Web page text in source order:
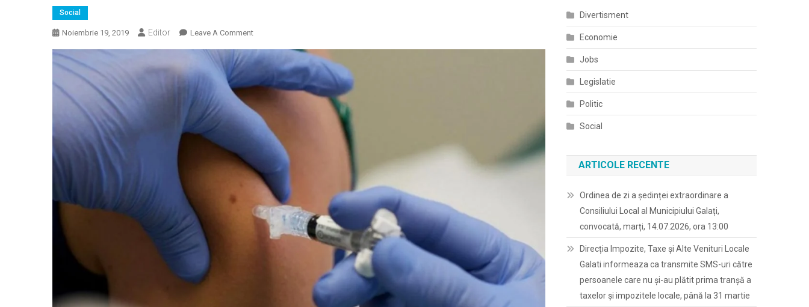
Social
Noiembrie 19, 2019 Editor Leave A CommentOn
Nouă
Tranşă
De
Vaccin
Antigripal
Ajuns
Medicii
De
Familie
Divertisment
Economie
Jobs
Legislatie
Politic
Social
ARTICOLE RECENTE
Ordinea de zi a ședinței extraordinare a
Consiliului Local al Municipiului Galați,
convocată, marți, 14.07.2026, ora 13:00
Direcția Impozite, Taxe și Alte Venituri Locale
Galati informeaza ca transmite SMS-uri către
persoanele care nu și-au plătit prima tranșă a
taxelor și impozitele locale, până la 31 martie